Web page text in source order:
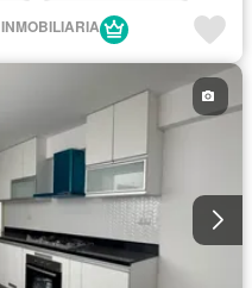
Cuarto de servicio
Seguridad